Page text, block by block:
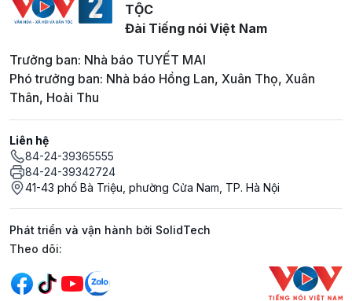
TỘC
Đài Tiếng nói Việt Nam
Trưởng ban: Nhà báo TUYẾT MAI
Phó trưởng ban: Nhà báo Hồng Lan, Xuân Thọ, Xuân
Thân, Hoài Thu
Liên hệ
84-24-39365555
84-24-39342724
41-43 phố Bà Triệu, phường Cửa Nam, TP. Hà Nội
Phát triển và vận hành bởi SolidTech
Mạng xã hội
Theo dõi: